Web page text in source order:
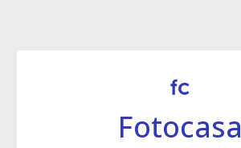
Fotocasa